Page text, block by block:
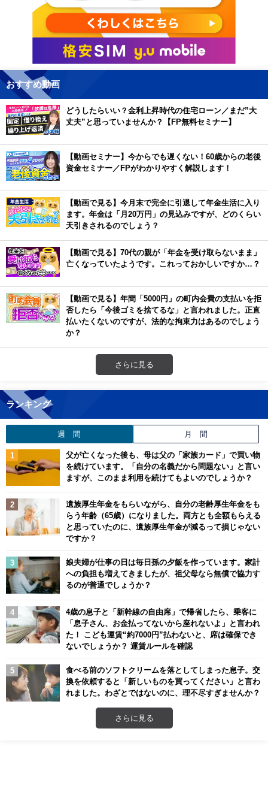
おすすめ動画
どうしたらいい？金利上昇時代の住宅ローン／まだ”大
丈夫”と思っていませんか？【FP無料セミナー】
【動画セミナー】今からでも遅くない！60歳からの老後
資金セミナー／FPがわかりやすく解説します！
【動画で見る】今月末で完全に引退して年金生活に入り
ます。年金は「月20万円」の見込みですが、どのくらい
天引きされるのでしょう？
【動画で見る】70代の親が「年金を受け取らないまま」
亡くなっていたようです。これっておかしいですか…？
【動画で見る】年間「5000円」の町内会費の支払いを拒
否したら「今後ゴミを捨てるな」と言われました。正直
払いたくないのですが、法的な拘束力はあるのでしょう
か？
さらに見る
ランキング
週 間 月 間
父が亡くなった後も、母は父の「家族カード」で買い物
を続けています。「自分の名義だから問題ない」と言い
ますが、このまま利用を続けてもよいのでしょうか？
遺族厚生年金をもらいながら、自分の老齢厚生年金をも
らう年齢（65歳）になりました。両方とも全額もらえる
と思っていたのに、遺族厚生年金が減るって損じゃない
ですか？
娘夫婦が仕事の日は毎日孫の夕飯を作っています。家計
への負担も増えてきましたが、祖父母なら無償で協力す
るのが普通でしょうか？
4歳の息子と「新幹線の自由席」で帰省したら、乗客に
「息子さん、お金払ってないから座れないよ」と言われ
た！ こども運賃“約7000円”払わないと、席は確保でき
ないでしょうか？ 運賃ルールを確認
食べる前のソフトクリームを落としてしまった息子。交
換を依頼すると「新しいものを買ってください」と言わ
れました。わざとではないのに、理不尽すぎませんか？
さらに見る